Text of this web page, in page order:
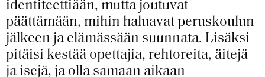
identiteettiään, mutta joutuvat
päättämään, mihin haluavat peruskoulun
jälkeen ja elämässään suunnata. Lisäksi
pitäisi kestää opettajia, rehtoreita, äitejä
ja isejä, ja olla samaan aikaan